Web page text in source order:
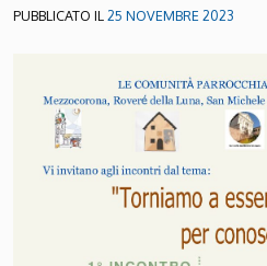
PUBBLICATO IL25 NOVEMBRE 2023